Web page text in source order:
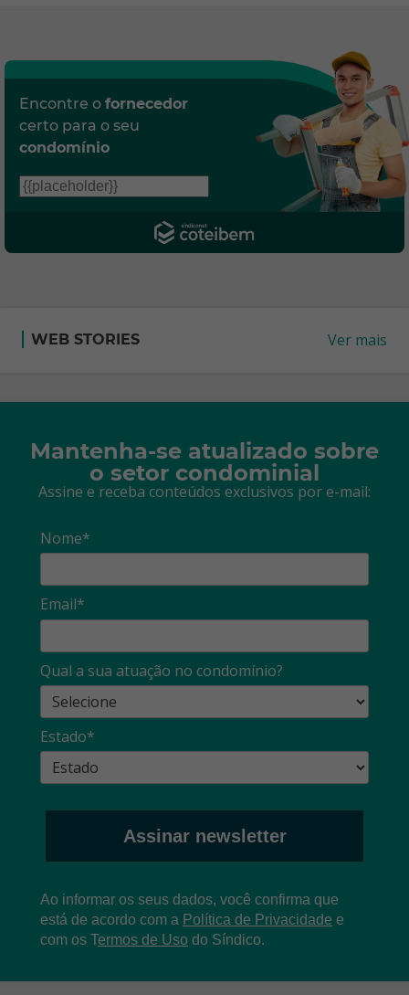
Encontre o fornecedor
certo para o seu
condomínio
WEB STORIES Ver mais
Mantenha-se atualizado sobre
o setor condominial
Assine e receba conteúdos exclusivos por e-mail:
Nome*
Email*
Qual a sua atuação no condomínio?
Estado*
Assinar newsletter
Ao informar os seus dados, você confirma que
está de acordo com a Política de Privacidade e
com os Termos de Uso do Síndico.